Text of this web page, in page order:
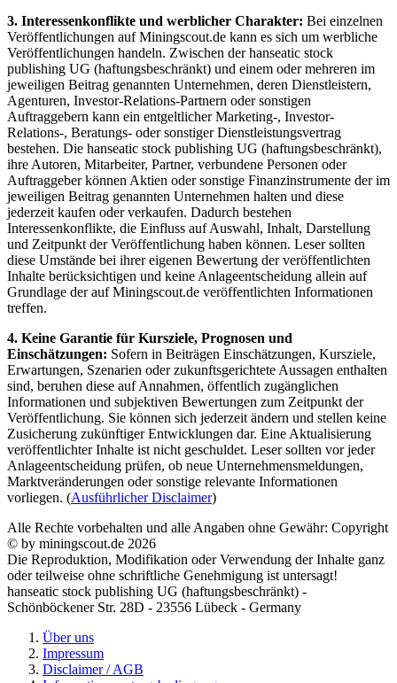
3. Interessenkonflikte und werblicher Charakter: Bei einzelnen
Veröffentlichungen auf Miningscout.de kann es sich um werbliche
Veröffentlichungen handeln. Zwischen der hanseatic stock
publishing UG (haftungsbeschränkt) und einem oder mehreren im
jeweiligen Beitrag genannten Unternehmen, deren Dienstleistern,
Agenturen, Investor-Relations-Partnern oder sonstigen
Auftraggebern kann ein entgeltlicher Marketing-, Investor-
Relations-, Beratungs- oder sonstiger Dienstleistungsvertrag
bestehen. Die hanseatic stock publishing UG (haftungsbeschränkt),
ihre Autoren, Mitarbeiter, Partner, verbundene Personen oder
Auftraggeber können Aktien oder sonstige Finanzinstrumente der im
jeweiligen Beitrag genannten Unternehmen halten und diese
jederzeit kaufen oder verkaufen. Dadurch bestehen
Interessenkonflikte, die Einfluss auf Auswahl, Inhalt, Darstellung
und Zeitpunkt der Veröffentlichung haben können. Leser sollten
diese Umstände bei ihrer eigenen Bewertung der veröffentlichten
Inhalte berücksichtigen und keine Anlageentscheidung allein auf
Grundlage der auf Miningscout.de veröffentlichten Informationen
treffen.
4. Keine Garantie für Kursziele, Prognosen und
Einschätzungen: Sofern in Beiträgen Einschätzungen, Kursziele,
Erwartungen, Szenarien oder zukunftsgerichtete Aussagen enthalten
sind, beruhen diese auf Annahmen, öffentlich zugänglichen
Informationen und subjektiven Bewertungen zum Zeitpunkt der
Veröffentlichung. Sie können sich jederzeit ändern und stellen keine
Zusicherung zukünftiger Entwicklungen dar. Eine Aktualisierung
veröffentlichter Inhalte ist nicht geschuldet. Leser sollten vor jeder
Anlageentscheidung prüfen, ob neue Unternehmensmeldungen,
Marktveränderungen oder sonstige relevante Informationen
vorliegen. (Ausführlicher Disclaimer)
Alle Rechte vorbehalten und alle Angaben ohne Gewähr: Copyright
© by miningscout.de 2026
Die Reproduktion, Modifikation oder Verwendung der Inhalte ganz
oder teilweise ohne schriftliche Genehmigung ist untersagt!
hanseatic stock publishing UG (haftungsbeschränkt) -
Schönböckener Str. 28D - 23556 Lübeck - Germany
Über uns
Impressum
Disclaimer / AGB